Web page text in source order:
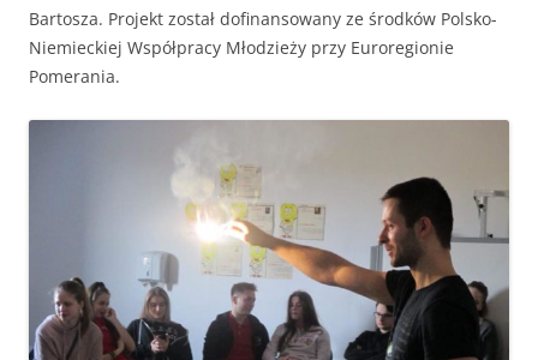
Bartosza. Projekt został dofinansowany ze środków Polsko-
Niemieckiej Współpracy Młodzieży przy Euroregionie
Pomerania.